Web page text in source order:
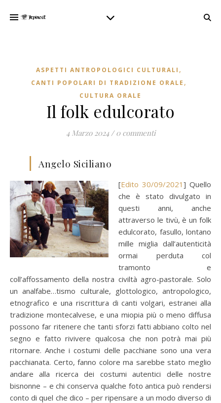
ASPETTI ANTROPOLOGICI CULTURALI ,
CANTI POPOLARI DI TRADIZIONE ORALE ,
CULTURA ORALE
Il folk edulcorato
4 Marzo 2024 / 0 commenti
Angelo Siciliano
[ Edito 30/09/2021 ] Quello
che è stato divulgato in
questi anni, anche
attraverso le tivù, è un folk
edulcorato, fasullo, lontano
mille miglia dall’autenticità
ormai perduta col
tramonto e
coll’affossamento della nostra civiltà agro-pastorale. Solo
un analfabe…tismo culturale, glottologico, antropologico,
etnografico e una riscrittura di canti volgari, estranei alla
tradizione montecalvese, e una miopia più o meno diffusa
possono far ritenere che tanti sforzi fatti abbiano colto nel
segno e fatto rivivere qualcosa che non potrà mai più
ritornare. Anche i costumi delle pacchiane sono una vera
pacchianata. Certo, fanno colore ma sarebbe stato meglio
andare alla ricerca dei costumi autentici delle nostre
bisnonne – e chi conserva qualche foto antica può rendersi
conto di quel che dico – per ripensare a un modo diverso di